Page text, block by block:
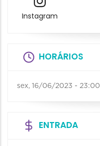
Instagram
HORÁRIOS
sex, 16/06/2023 - 23:00
ENTRADA